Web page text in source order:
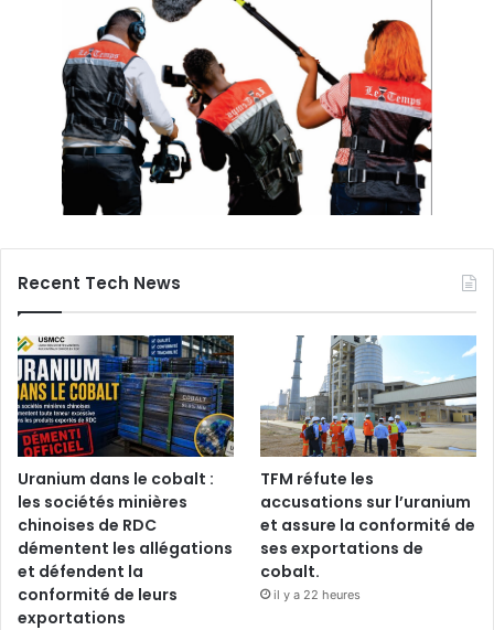
Recent Tech News
Uranium dans le cobalt :
les sociétés minières
chinoises de RDC
démentent les allégations
et défendent la
conformité de leurs
exportations
TFM réfute les
accusations sur l’uranium
et assure la conformité de
ses exportations de
cobalt.
il y a 22 heures